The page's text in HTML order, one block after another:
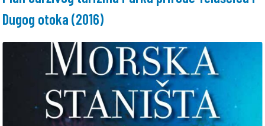
Dugog otoka (2016)